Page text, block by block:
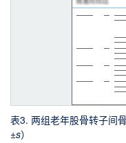
表3. 两组老年股骨转子
±s）